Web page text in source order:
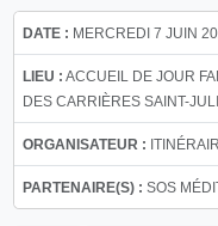
DATE : MERCREDI 7 JUIN
LIEU : ACCUEIL DE JOUR
DES CARRIÈRES SAINT-
ORGANISATEUR :
PARTENAIRE(S) : SOS